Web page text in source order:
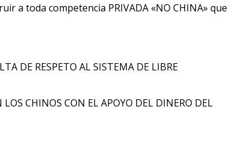
a toda competencia PRIVADA «NO CHINA» que
DE RESPETO AL SISTEMA DE LIBRE
LOS CHINOS CON EL APOYO DEL DINERO DEL